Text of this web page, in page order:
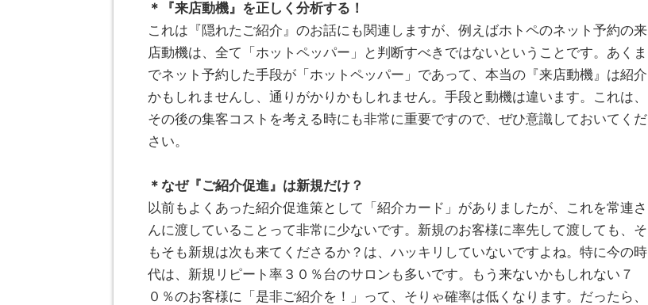
＊『来店動機』を正しく分析する！
これは『隠れたご紹介』のお話にも関連しますが、例えばホトペのネット予約の来
店動機は、全て「ホットペッパー」と判断すべきではないということです。あくま
でネット予約した手段が「ホットペッパー」であって、本当の『来店動機』は紹介
かもしれませんし、通りがかりかもしれません。手段と動機は違います。これは、
その後の集客コストを考える時にも非常に重要ですので、ぜひ意識しておいてくだ
さい。
＊なぜ『ご紹介促進』は新規だけ？
以前もよくあった紹介促進策として「紹介カード」がありましたが、これを常連さ
んに渡していることって非常に少ないです。新規のお客様に率先して渡しても、そ
もそも新規は次も来てくださるか？は、ハッキリしていないですよね。特に今の時
代は、新規リピート率３０％台のサロンも多いです。もう来ないかもしれない７
０％のお客様に「是非ご紹介を！」って、そりゃ確率は低くなります。だったら、